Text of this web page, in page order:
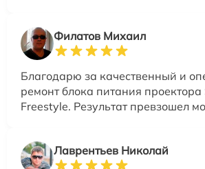
Филатов Михаил
Благодарю за качественный и
ремонт блока питания проектора
Freestyle. Результат превзошел
Лаврентьев Николай